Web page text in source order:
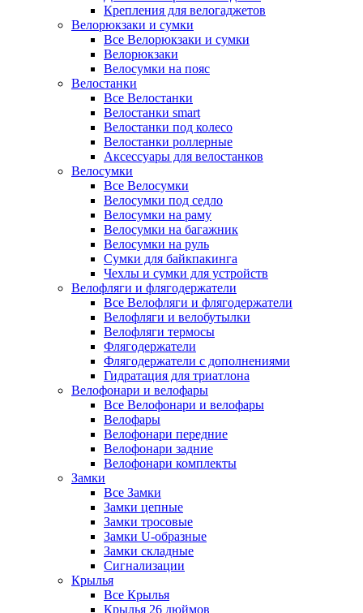
Крепления для велогаджетов
Велорюкзаки и сумки
Все Велорюкзаки и сумки
Велорюкзаки
Велосумки на пояс
Велостанки
Все Велостанки
Велостанки smart
Велостанки под колесо
Велостанки роллерные
Аксессуары для велостанков
Велосумки
Все Велосумки
Велосумки под седло
Велосумки на раму
Велосумки на багажник
Велосумки на руль
Сумки для байкпакинга
Чехлы и сумки для устройств
Велофляги и флягодержатели
Все Велофляги и флягодержатели
Велофляги и велобутылки
Велофляги термосы
Флягодержатели
Флягодержатели с дополнениями
Гидратация для триатлона
Велофонари и велофары
Все Велофонари и велофары
Велофары
Велофонари передние
Велофонари задние
Велофонари комплекты
Замки
Все Замки
Замки цепные
Замки тросовые
Замки U-образные
Замки складные
Сигнализации
Крылья
Все Крылья
Крылья 26 дюймов